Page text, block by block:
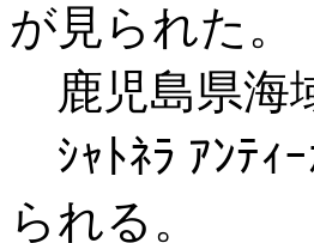
が見られた。
鹿児島県海
ｼｬﾄﾈﾗ ｱﾝﾃｨ
られる。